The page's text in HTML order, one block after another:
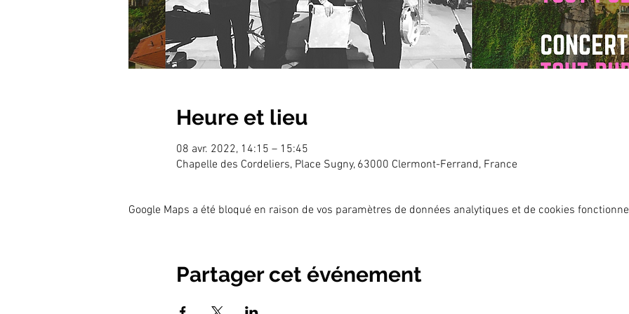
Heure et lieu
08 avr. 2022, 14:15 – 15:45
Chapelle des Cordeliers, Place Sugny, 63000 Clermont-Ferrand, France
Google Maps a été bloqué en raison de vos paramètres de données analytiques et de cookies
Partager cet événement